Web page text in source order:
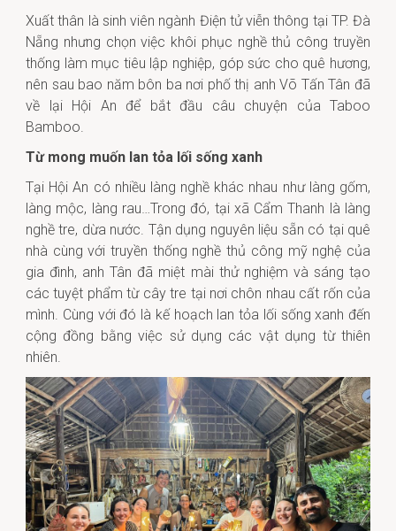
Xuất thân là sinh viên ngành Điện tử viễn thông tại TP. Đà
Nẵng nhưng chọn việc khôi phục nghề thủ công truyền
thống làm mục tiêu lập nghiệp, góp sức cho quê hương,
nên sau bao năm bôn ba nơi phố thị anh Võ Tấn Tân đã
về lại Hội An để bắt đầu câu chuyện của Taboo
Bamboo.
Từ mong muốn lan tỏa lối sống xanh
Tại Hội An có nhiều làng nghề khác nhau như làng gốm,
làng mộc, làng rau…Trong đó, tại xã Cẩm Thanh là làng
nghề tre, dừa nước. Tận dụng nguyên liệu sẵn có tại quê
nhà cùng với truyền thống nghề thủ công mỹ nghệ của
gia đình, anh Tân đã miệt mài thử nghiệm và sáng tạo
các tuyệt phẩm từ cây tre tại nơi chôn nhau cất rốn của
mình. Cùng với đó là kế hoạch lan tỏa lối sống xanh đến
cộng đồng bằng việc sử dụng các vật dụng từ thiên
nhiên.